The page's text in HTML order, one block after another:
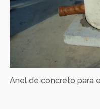
Anel de concreto para